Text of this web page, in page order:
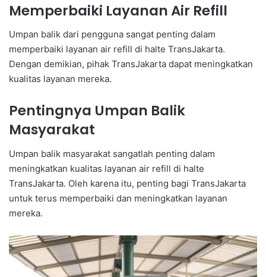
Memperbaiki Layanan Air Refill
Umpan balik dari pengguna sangat penting dalam
memperbaiki layanan air refill di halte TransJakarta.
Dengan demikian, pihak TransJakarta dapat meningkatkan
kualitas layanan mereka.
Pentingnya Umpan Balik
Masyarakat
Umpan balik masyarakat sangatlah penting dalam
meningkatkan kualitas layanan air refill di halte
TransJakarta. Oleh karena itu, penting bagi TransJakarta
untuk terus memperbaiki dan meningkatkan layanan
mereka.